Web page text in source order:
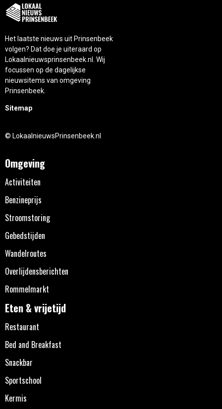
Het laatste nieuws uit Prinsenbeek
volgen? Dat doe je uiteraard op
Lokaalnieuwsprinsenbeek.nl. Wij
focussen op de dagelijkse
nieuwsitems van omgeving
Prinsenbeek.
Sitemap
© LokaalnieuwsPrinsenbeek.nl
Omgeving
Activiteiten
Benzineprijs
Stroomstoring
Gebedstijden
Wandelroutes
Overlijdensberichten
Rommelmarkt
Eten & vrijetijd
Restaurant
Bed and Breakfast
Snackbar
Sportschool
Kermis